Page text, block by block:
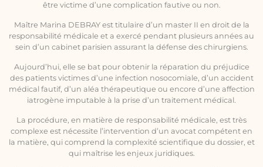
être victime d’une complication fautive ou non.
Maître Marina DEBRAY est titulaire d’un master II en droit de la
responsabilité médicale et a exercé pendant plusieurs années au
sein d’un cabinet parisien assurant la défense des chirurgiens.
Aujourd’hui, elle se bat pour obtenir la réparation du préjudice
des patients victimes d’une infection nosocomiale, d’un accident
médical fautif, d’un aléa thérapeutique ou encore d’une affection
iatrogène imputable à la prise d’un traitement médical.
La procédure, en matière de responsabilité médicale, est très
complexe est nécessite l’intervention d’un avocat compétent en
la matière, qui comprend la complexité scientifique du dossier, et
qui maîtrise les enjeux juridiques.